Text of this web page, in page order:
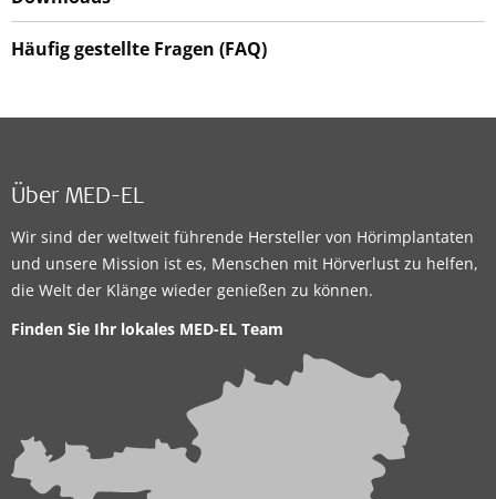
Häufig gestellte Fragen (FAQ)
Über MED-EL
Wir sind der weltweit führende Hersteller von Hörimplantaten
und unsere Mission ist es, Menschen mit Hörverlust zu helfen,
die Welt der Klänge wieder genießen zu können.
Finden Sie Ihr lokales MED-EL Team